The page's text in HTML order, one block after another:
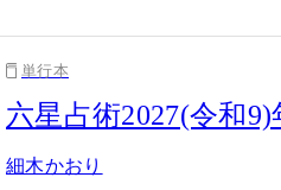
単行本
六星占術2027(令和
細木かおり